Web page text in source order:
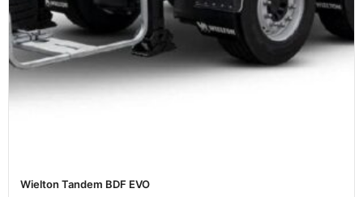
Wielton Tandem BDF EVO